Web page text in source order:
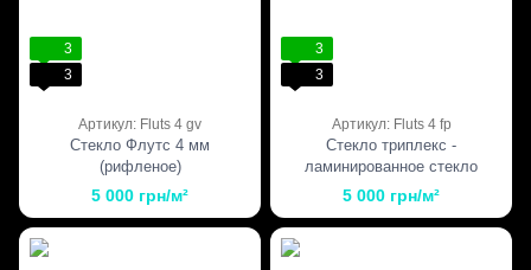
3
3
Артикул: Fluts 4 gv
Стекло Флутс 4 мм
(рифленое)
5 000 грн/м²
3
3
Артикул: Fluts 4 fp
Стекло триплекс -
ламинированное стекло
флутс 4мм (рифленое)+ 4мм
стекло прозрачное
5 000 грн/м²